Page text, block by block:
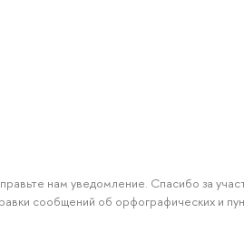
нам уведомление. Спасибо за
сообщений об орфографических и